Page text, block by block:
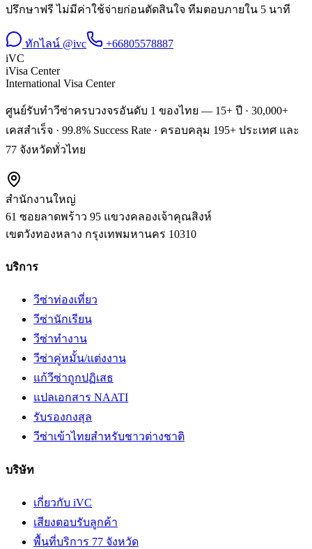
ปรึกษาฟรี ไม่มีค่าใช้จ่ายก่อนตัดสินใจ ทีมตอบภายใน 5 นาที
ทักไลน์ @ivc
+66805578887
iVC
iVisa Center
International Visa Center
ศูนย์รับทำวีซ่าครบวงจรอันดับ 1 ของไทย — 15+ ปี · 30,000+
เคสสำเร็จ · 99.8% Success Rate · ครอบคลุม 195+ ประเทศ และ
77 จังหวัดทั่วไทย
สำนักงานใหญ่
61 ซอยลาดพร้าว 95 แขวงคลองเจ้าคุณสิงห์
เขตวังทองหลาง กรุงเทพมหานคร 10310
บริการ
วีซ่าท่องเที่ยว
วีซ่านักเรียน
วีซ่าทำงาน
วีซ่าคู่หมั้น/แต่งงาน
แก้วีซ่าถูกปฏิเสธ
แปลเอกสาร NAATI
รับรองกงสุล
วีซ่าเข้าไทยสำหรับชาวต่างชาติ
บริษัท
เกี่ยวกับ iVC
เสียงตอบรับลูกค้า
พื้นที่บริการ 77 จังหวัด